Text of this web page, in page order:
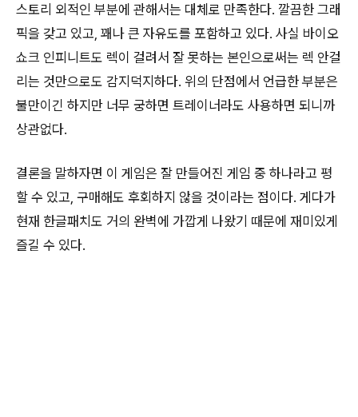
스토리 외적인 부분에 관해서는 대체로 만족한다. 깔끔한 그래
픽을 갖고 있고, 꽤나 큰 자유도를 포함하고 있다. 사실 바이오
쇼크 인피니트도 렉이 걸려서 잘 못하는 본인으로써는 렉 안걸
리는 것만으로도 감지덕지하다. 위의 단점에서 언급한 부분은
불만이긴 하지만 너무 궁하면 트레이너라도 사용하면 되니까
상관없다.
결론을 말하자면 이 게임은 잘 만들어진 게임 중 하나라고 평
할 수 있고, 구매해도 후회하지 않을 것이라는 점이다. 게다가
현재 한글패치도 거의 완벽에 가깝게 나왔기 때문에 재미있게
즐길 수 있다.